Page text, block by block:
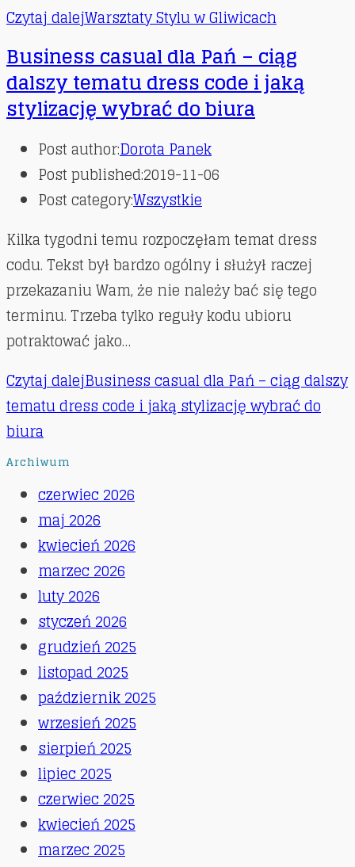
Czytaj dalejWarsztaty Stylu w Gliwicach
Business casual dla Pań – ciąg
dalszy tematu dress code i jaką
stylizację wybrać do biura
Post author:Dorota Panek
Post published:2019-11-06
Post category:Wszystkie
Kilka tygodni temu rozpoczęłam temat dress
codu. Tekst był bardzo ogólny i służył raczej
przekazaniu Wam, że nie należy bać się tego
terminu. Trzeba tylko reguły kodu ubioru
potraktować jako…
Czytaj dalejBusiness casual dla Pań – ciąg dalszy
tematu dress code i jaką stylizację wybrać do
biura
Archiwum
czerwiec 2026
maj 2026
kwiecień 2026
marzec 2026
luty 2026
styczeń 2026
grudzień 2025
listopad 2025
październik 2025
wrzesień 2025
sierpień 2025
lipiec 2025
czerwiec 2025
kwiecień 2025
marzec 2025